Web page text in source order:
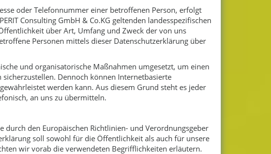
oder Telefonnummer einer betroffenen Person, erfolgt
Consulting GmbH & Co.KG geltenden landesspezifischen
über Art, Umfang und Zweck der von uns
Personen mittels dieser Datenschutzerklärung über
und organisatorische Maßnahmen umgesetzt, um einen
Dennoch können Internetbasierte
werden kann. Aus diesem Grund steht es jeder
an uns zu übermitteln.
durch den Europäischen Richtlinien- und Verordnungsgeber
soll sowohl für die Öffentlichkeit als auch für unsere
wir vorab die verwendeten Begrifflichkeiten erläutern.